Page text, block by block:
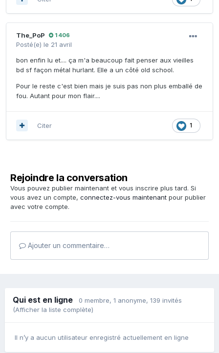
The_PoP 1 406
Posté(e) le 21 avril
bon enfin lu et.... ça m'a beaucoup fait penser aux vieilles
bd sf façon métal hurlant. Elle a un côté old school.
Pour le reste c'est bien mais je suis pas non plus emballé de
fou. Autant pour mon flair....
1
Citer
Rejoindre la conversation
Vous pouvez publier maintenant et vous inscrire plus tard. Si
vous avez un compte, connectez-vous maintenant pour publier
avec votre compte.
Ajouter un commentaire…
Qui est en ligne 0 membre, 1 anonyme, 139 invités
(Afficher la liste complète)
Il n’y a aucun utilisateur enregistré actuellement en ligne